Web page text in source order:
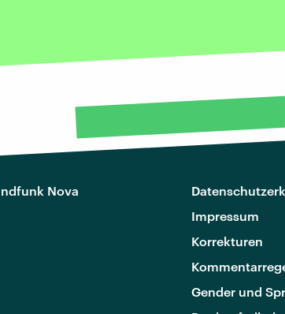
Nova
Impressum
Korrekturen
Gender und